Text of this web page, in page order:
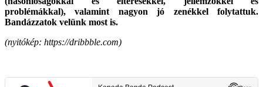
problémákkal), valamint nagyon jó zenékkel folytattuk.
Bandázzatok velünk most is.
(nyitókép: https://dribbble.com)